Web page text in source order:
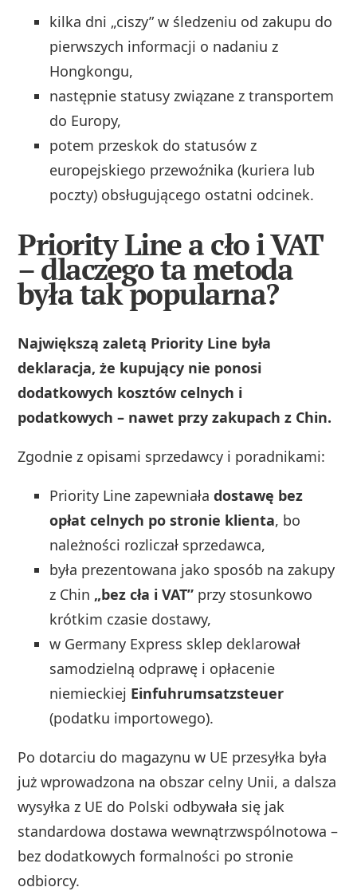
kilka dni „ciszy” w śledzeniu od zakupu do
pierwszych informacji o nadaniu z
Hongkongu,
następnie statusy związane z transportem
do Europy,
potem przeskok do statusów z
europejskiego przewoźnika (kuriera lub
poczty) obsługującego ostatni odcinek.
Priority Line a cło i VAT
– dlaczego ta metoda
była tak popularna?
Największą zaletą Priority Line była
deklaracja, że kupujący nie ponosi
dodatkowych kosztów celnych i
podatkowych – nawet przy zakupach z Chin.
Zgodnie z opisami sprzedawcy i poradnikami:
Priority Line zapewniaładostawę bez
opłat celnych po stronie klienta, bo
należności rozliczał sprzedawca,
była prezentowana jako sposób na zakupy
z Chin „bez cła i VAT” przy stosunkowo
krótkim czasie dostawy,
w Germany Express sklep deklarował
samodzielną odprawę i opłacenie
niemieckiej Einfuhrumsatzsteuer
(podatku importowego).
Po dotarciu do magazynu w UE przesyłka była
już wprowadzona na obszar celny Unii, a dalsza
wysyłka z UE do Polski odbywała się jak
standardowa dostawa wewnątrzwspólnotowa –
bez dodatkowych formalności po stronie
odbiorcy.